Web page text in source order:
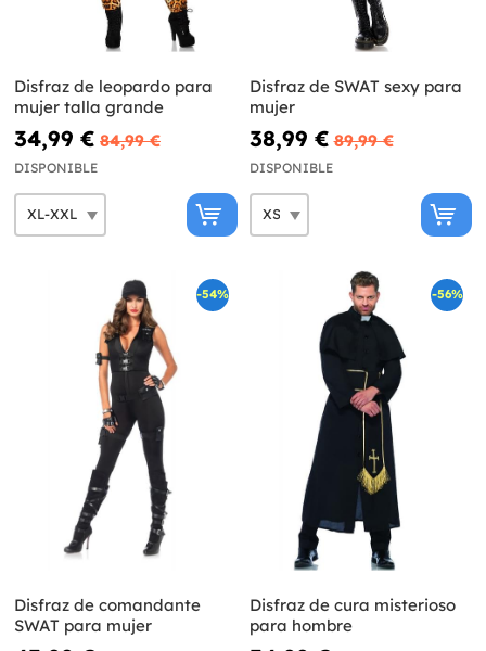
Disfraz de leopardo para
mujer talla grande
34,99 € 84,99 €
DISPONIBLE
Disfraz de SWAT sexy para
mujer
38,99 € 89,99 €
DISPONIBLE
-54%
Disfraz de comandante
SWAT para mujer
-56%
Disfraz de cura misterioso
para hombre